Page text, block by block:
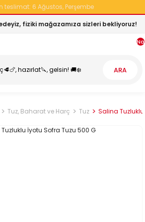
teslimat: 6 Ağustos, Perşembe
fiziki mağazamıza sizleri bekliyoruz!
ARA
Tuz, Baharat ve Harç Tuz Salina